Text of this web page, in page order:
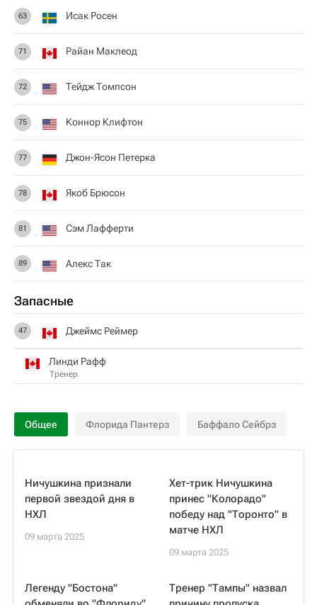
63 Исак Росен
71 Райан Маклеод
72 Тейдж Томпсон
75 Коннор Клифтон
77 Джон-Ясон Петерка
78 Якоб Брюсон
81 Сэм Лафферти
89 Алекс Так
Запасные
47 Джеймс Реймер
Линди Рафф
Тренер
Общее Флорида Пантерз Баффало Сейбрз
Ничушкина признали
первой звездой дня в
НХЛ
09 марта 2025
Хет-трик Ничушкина
принес "Колорадо"
победу над "Торонто" в
матче НХЛ
09 марта 2025
Легенду "Бостона"
Тренер "Тампы" назвал